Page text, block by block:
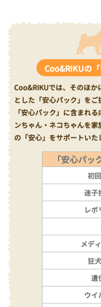
Coo&RIKUの
Coo&RIKUでは、そのほか
とした「安心パック」をご
「安心パック」に含まれ
ンちゃん・ネコちゃんを
の「安心」をサポートいた
「安心パッ
初
迷子
レボ
メデ
狂
遺
ウイ